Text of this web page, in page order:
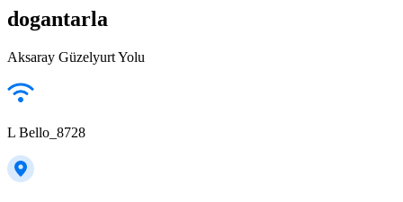
dogantarla
Aksaray Güzelyurt Yolu
L Bello_8728